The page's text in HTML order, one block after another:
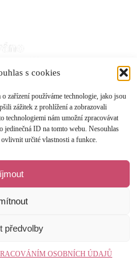
s cookies
zařízení používáme technologie, jako jsou
zážitek z prohlížení a zobrazovali
technologiemi nám umožní zpracovávat
jedinečná ID na tomto webu. Nesouhlas
určité vlastnosti a funkce.
předvolby
OSOBNÍCH ÚDAJŮ